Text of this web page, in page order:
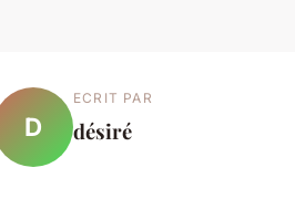
D
ECRIT PAR
désiré